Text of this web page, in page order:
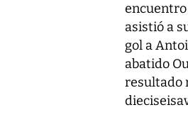
asistió a
gol a
abatido
resultado